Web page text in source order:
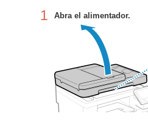
1 Abra el alimentador.